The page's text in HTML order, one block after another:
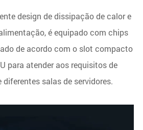
design de dissipação de calor e
é equipado com chips
de acordo com o slot compacto
para atender aos requisitos de
salas de servidores.